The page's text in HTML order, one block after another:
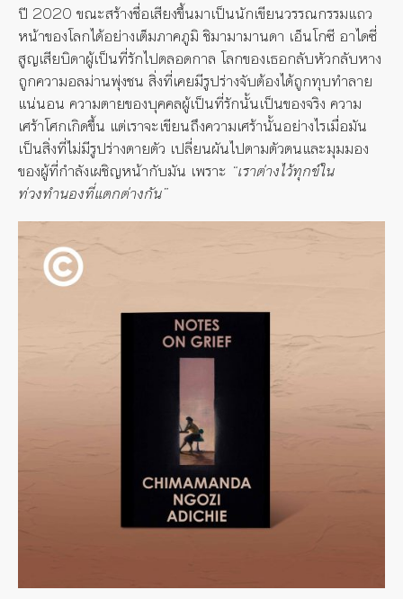
ปี 2020 ขณะสร้างชื่อเสียงขึ้นมาเป็นนักเขียนวรรณกรรมแถว
หน้าของโลกได้อย่างเต็มภาคภูมิ ชิมามามานดา เอ็นโกซี อาไดซี่
สูญเสียบิดาผู้เป็นที่รักไปตลอดกาล โลกของเธอกลับหัวกลับหาง
ถูกความอลม่านพุ่งชน สิ่งที่เคยมีรูปร่างจับต้องได้ถูกทุบทำลาย
แน่นอน ความตายของบุคคลผู้เป็นที่รักนั้นเป็นของจริง ความ
เศร้าโศกเกิดขึ้น แต่เราจะเขียนถึงความเศร้านั้นอย่างไรเมื่อมัน
เป็นสิ่งที่ไม่มีรูปร่างตายตัว เปลี่ยนผันไปตามตัวตนและมุมมอง
ของผู้ที่กำลังเผชิญหน้ากับมัน เพราะ “เราต่างไว้ทุกข์ใน
ท่วงทำนองที่แตกต่างกัน”